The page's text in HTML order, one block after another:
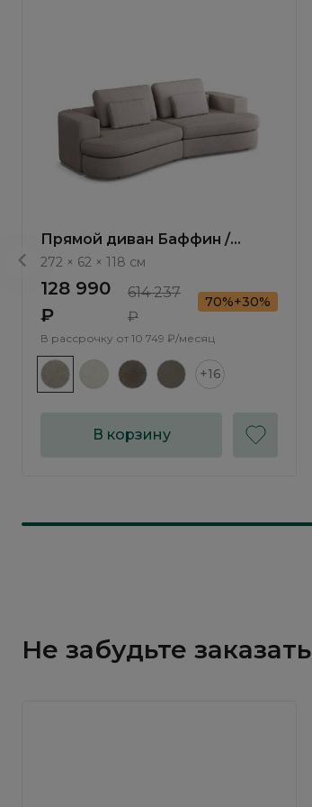
Прямой диван Баффин /
Baffin ММ113.65 с механизмом
Еврокнижка
272 × 62 × 118 см
128 990
₽
614 237
₽
70%+30%
В рассрочку от 10 749 ₽/месяц
+16
В корзину
Не забудьте заказать